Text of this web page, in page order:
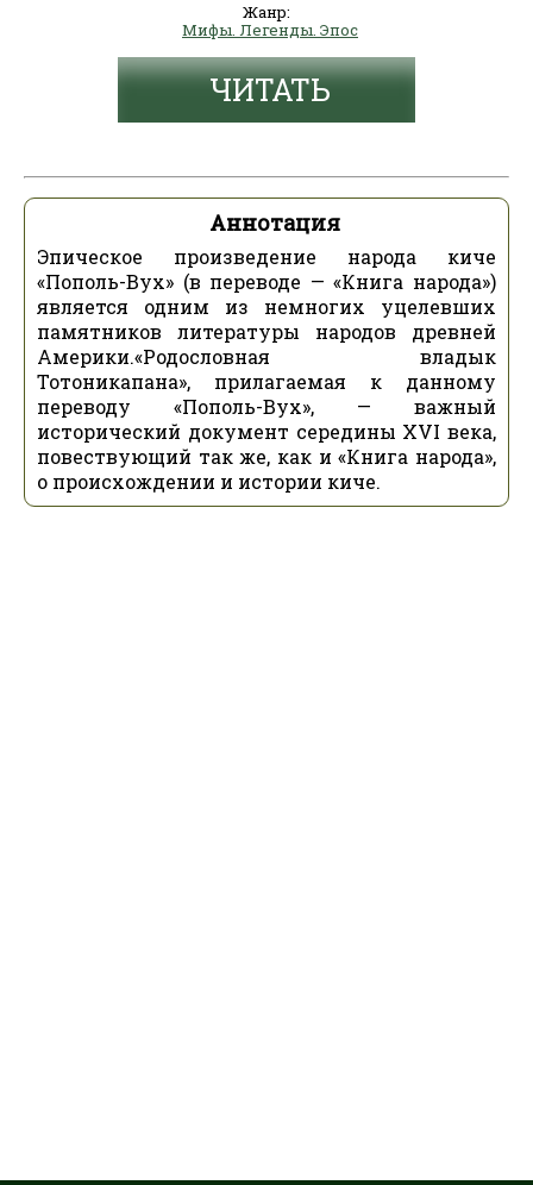
Жанр:
Мифы. Легенды. Эпос
ЧИТАТЬ
Аннотация
Эпическое произведение народа киче
«Пополь-Вух» (в переводе — «Книга народа»)
является одним из немногих уцелевших
памятников литературы народов древней
Америки.«Родословная владык
Тотоникапана», прилагаемая к данному
переводу «Пополь-Вух», — важный
исторический документ середины XVI века,
повествующий так же, как и «Книга народа»,
о происхождении и истории киче.